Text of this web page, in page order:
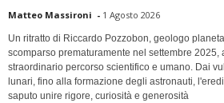
Matteo Massironi - 1 Agosto 2026
Un ritratto di Riccardo Pozzobon, geologo
scomparso prematuramente nel settembre 2025,
straordinario percorso scientifico e umano. Dai
lunari, fino alla formazione degli astronauti,
saputo unire rigore, curiosità e generosità